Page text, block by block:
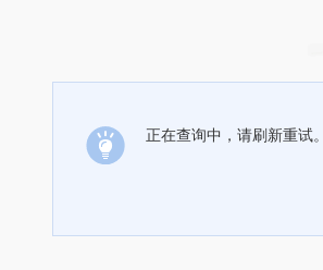
正在查询中，请刷新重试。